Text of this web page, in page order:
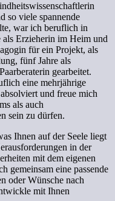
so viele spannende
war ich beruflich in
als Erzieherin im Heim und
für ein Projekt, als
fünf Jahre als
gearbeitet.
eine mehrjährige
und freue mich
als auch
sein zu dürfen.
Ihnen auf der Seele liegt
in der
mit dem eigenen
gemeinsam eine passende
oder Wünsche nach
mit Ihnen